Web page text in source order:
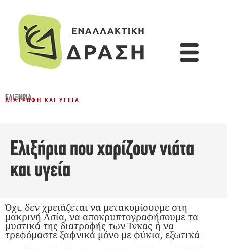
ΕΛΙΞΉΡΙΑ
ΔΙΑΤΡΟΦΉ ΚΑΙ ΥΓΕΊΑ
Ελιξήρια που χαρίζουν νιάτα
και υγεία
Όχι, δεν χρειάζεται να μετακομίσουμε στη
μακρινή Ασία, να αποκρυπτογραφήσουμε τα
μυστικά της διατροφής των Ίνκας ή να
τρεφόμαστε ξαφνικά μόνο με φύκια, εξωτικά